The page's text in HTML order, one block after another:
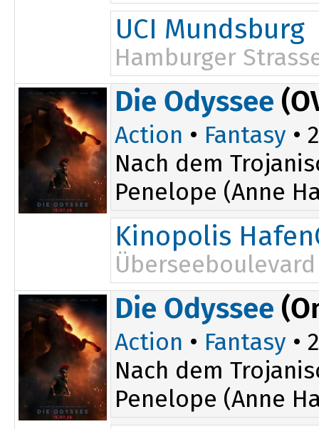
18:30
UCI Mundsburg
Hamburger
Die Odyssee
Action • Fantasy •
Nach dem
Penelope (Anne
Kinopolis
Überseeboulevard
19:40
Die Odyssee
Action • Fantasy •
Nach dem
Penelope (Anne